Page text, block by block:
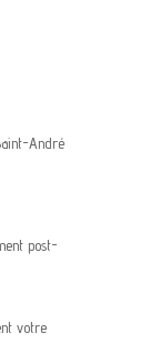
André
post-
votre